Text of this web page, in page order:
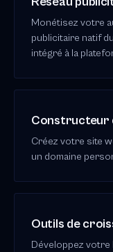
Monétisez votre
publicitaire natif
intégré à la
Constructeur
Créez votre site
un domaine
Outils de
Développez votre